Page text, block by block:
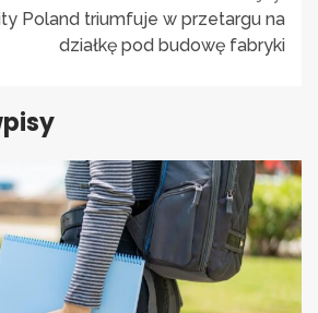
Poland triumfuje w przetargu na
działkę pod budowę fabryki